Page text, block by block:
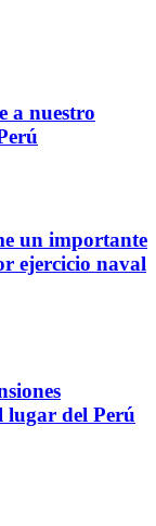
a nuestro
un importante
ejercicio naval
lugar del Perú